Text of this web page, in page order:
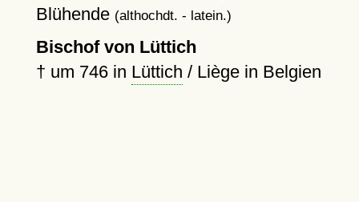
Blühende (althochdt. - latein.)
Bischof von Lüttich
† um 746in Lüttich / Liège in Belgien